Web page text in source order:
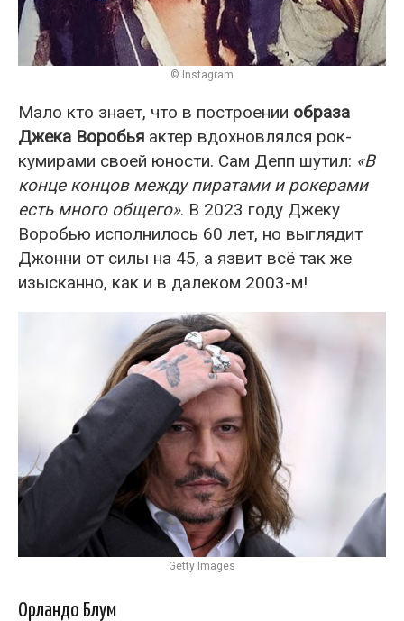
© Instagram
Мало кто знает, что в построении образа
Джека Воробья актер вдохновлялся рок-
кумирами своей юности. Сам Депп шутил: «В
конце концов между пиратами и рокерами
есть много общего». В 2023 году Джеку
Воробью исполнилось 60 лет, но выглядит
Джонни от силы на 45, а язвит всё так же
изысканно, как и в далеком 2003-м!
Getty Images
Орландо Блум